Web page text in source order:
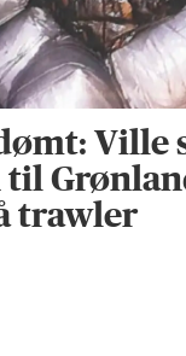
Ville
til
trawler